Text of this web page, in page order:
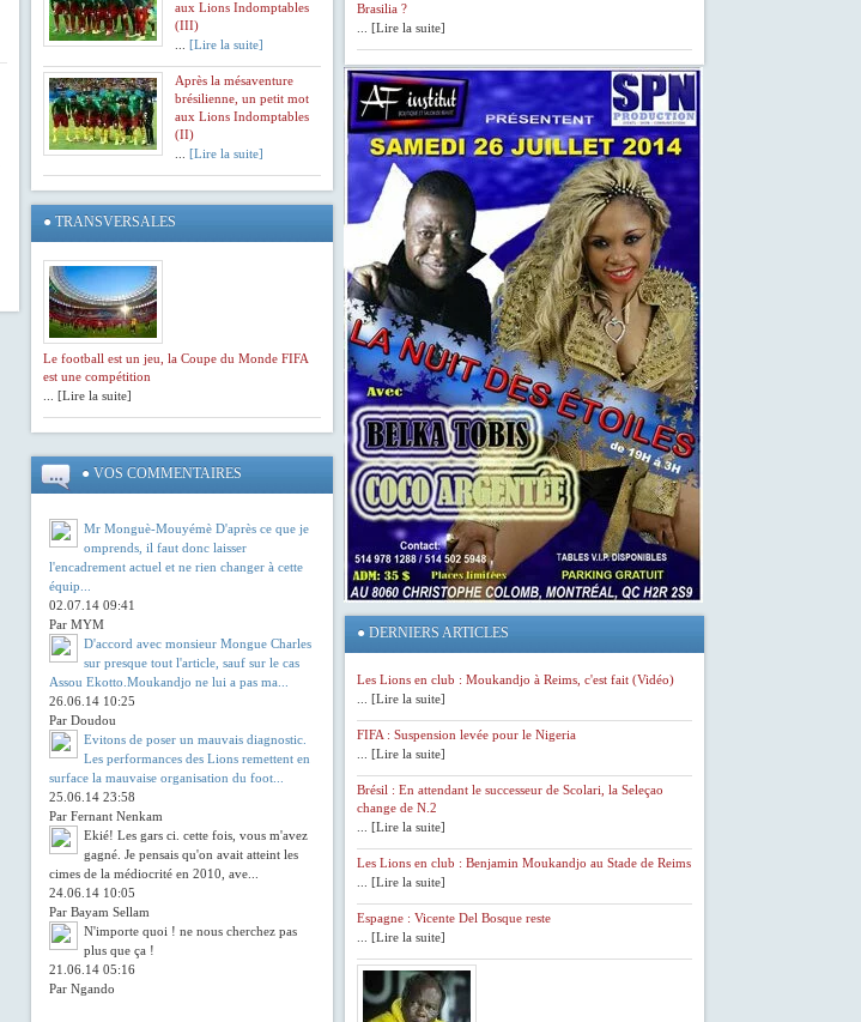
aux Lions Indomptables
(III)
[Lire la suite]
Après la mésaventure
brésilienne, un petit mot
aux Lions Indomptables
(II)
[Lire la suite]
● TRANSVERSALES
Le football est un jeu, la Coupe du Monde FIFA
est une compétition
... [Lire la suite]
● VOS COMMENTAIRES
Mr Monguè-Mouyémè D'après ce que je
omprends, il faut donc laisser
l'encadrement actuel et ne rien changer à cette
équip...
02.07.14 09:41
Par MYM
D'accord avec monsieur Mongue Charles
sur presque tout l'article, sauf sur le cas
Assou Ekotto.Moukandjo ne lui a pas ma...
26.06.14 10:25
Par Doudou
Evitons de poser un mauvais diagnostic.
Les performances des Lions remettent en
surface la mauvaise organisation du foot...
25.06.14 23:58
Par Fernant Nenkam
Ekié! Les gars ci. cette fois, vous m'avez
gagné. Je pensais qu'on avait atteint les
cimes de la médiocrité en 2010, ave...
24.06.14 10:05
Par Bayam Sellam
N'importe quoi ! ne nous cherchez pas
plus que ça !
21.06.14 05:16
Par Ngando
Brasilia ?
... [Lire la suite]
● DERNIERS ARTICLES
Les Lions en club : Moukandjo à Reims, c'est fait (Vidéo)
... [Lire la suite]
FIFA : Suspension levée pour le Nigeria
... [Lire la suite]
Brésil : En attendant le successeur de Scolari, la Seleçao
change de N.2
... [Lire la suite]
Les Lions en club : Benjamin Moukandjo au Stade de Reims
... [Lire la suite]
Espagne : Vicente Del Bosque reste
... [Lire la suite]